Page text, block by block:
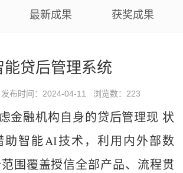
最新成果 获奖成果
能贷后管理系统
布时间：2024-04-11 浏览数： 223
金融机构自身的贷后管理现 状
助智能AI技术，利用内外部数
围覆盖授信全部产品、流程贯